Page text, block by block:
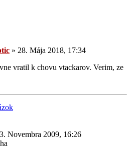
» 28. Mája 2018, 17:34
vratil k chovu vtackarov. Verim, ze
Novembra 2009, 16:26